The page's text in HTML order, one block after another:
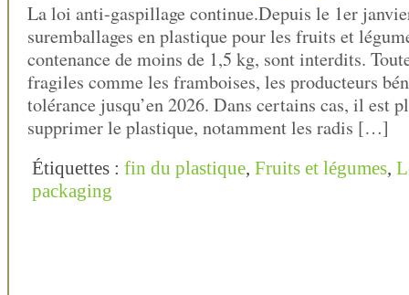
La loi anti-gaspillage continue.Depuis le 1er
suremballages en plastique pour les fruits et
contenance de moins de 1,5 kg, sont interdits.
fragiles comme les framboises, les producteurs
tolérance jusqu’en 2026. Dans certains cas, il est
supprimer le plastique, notamment les radis […]
Étiquettes : fin du plastique, Fruits et légumes,
packaging